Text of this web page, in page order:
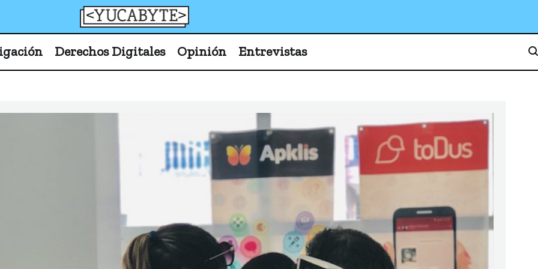
YucaByte
Derechos Digitales Opinión Entrevistas